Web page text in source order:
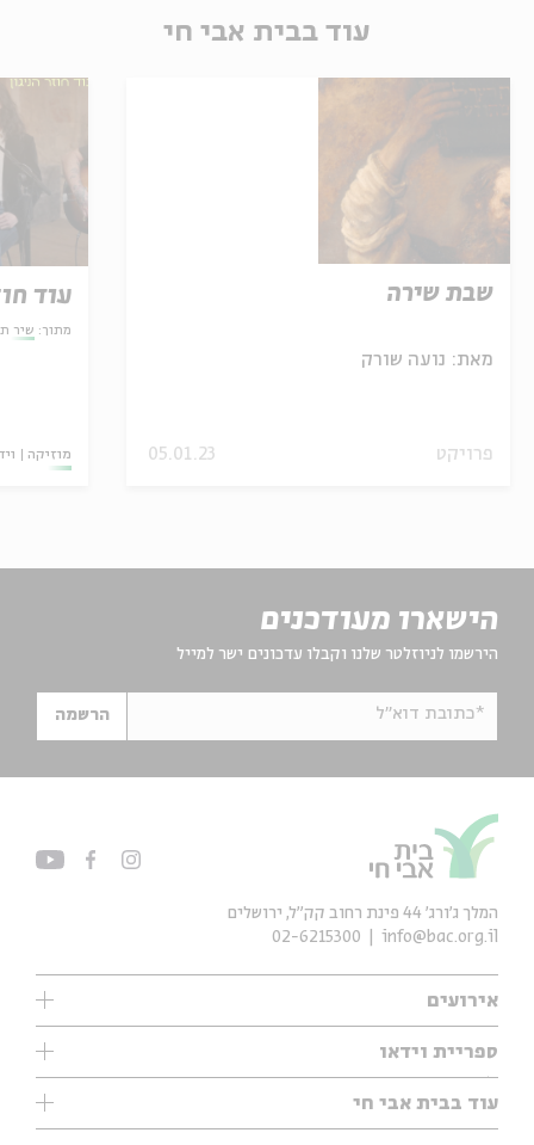
עוד בבית אבי חי
שבת שירה
מאת: נועה שורק
פרויקט 05.01.23
עוד
מתוך: שיר
מוזיקה
הישארו מעודכנים
הירשמו לניוזלטר שלנו וקבלו עדכונים ישר למייל
*כתובת דוא"ל הרשמה
אירועים
עיון
אנגלית
ספריית וידאו
ילדים
מוזיקה
עוד בבית אבי חי
תערוכות
המלך ג'ורג' 44 פינת רחוב קק״ל, ירושלים
info@bac.org.il
02-6215300